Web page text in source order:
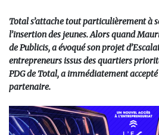
Total s’attache tout particulièrement à
l’insertion des jeunes. Alors quand
de Publicis, a évoqué son projet
entrepreneurs issus des quartiers
PDG de Total, a immédiatement
partenaire.